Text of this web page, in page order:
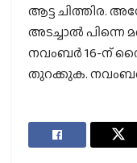
ആട്ട ചിത്തിര.
അടച്ചാൽ
നവംബർ 16-ന്
തുറക്കുക. നവംബർ